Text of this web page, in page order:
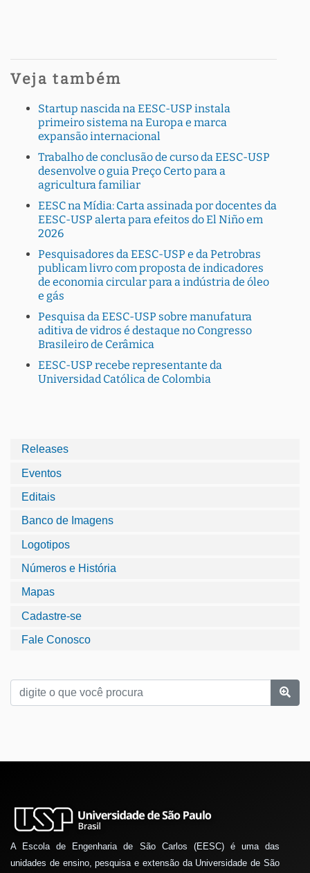
Veja também
Startup nascida na EESC-USP instala
primeiro sistema na Europa e marca
expansão internacional
Trabalho de conclusão de curso da EESC-USP
desenvolve o guia Preço Certo para a
agricultura familiar
EESC na Mídia: Carta assinada por docentes da
EESC-USP alerta para efeitos do El Niño em
2026
Pesquisadores da EESC-USP e da Petrobras
publicam livro com proposta de indicadores
de economia circular para a indústria de óleo
e gás
Pesquisa da EESC-USP sobre manufatura
aditiva de vidros é destaque no Congresso
Brasileiro de Cerâmica
EESC-USP recebe representante da
Universidad Católica de Colombia
Releases
Eventos
Editais
Banco de Imagens
Logotipos
Números e História
Mapas
Cadastre-se
Fale Conosco
A Escola de Engenharia de São Carlos (EESC) é uma das
unidades de ensino, pesquisa e extensão da Universidade de São